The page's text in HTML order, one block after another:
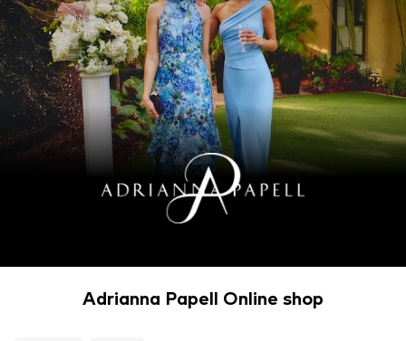
Adrianna Papell Online shop